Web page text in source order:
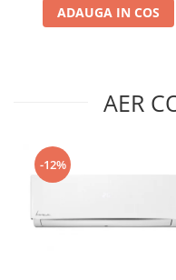
ADAUGA IN COS
AER
-12%